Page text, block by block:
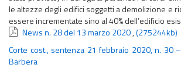
le altezze degli edifici soggetti a demolizione e
essere incrementate sino al 40% dell’edificio
News n. 28 del 13 marzo 2020,(275244kb)
Corte cost., sentenza 21 febbraio 2020, n. 30
Barbera